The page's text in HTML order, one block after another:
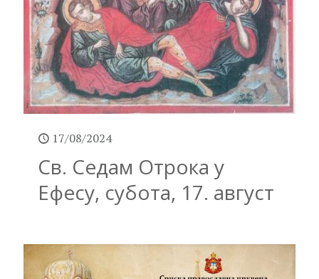
17/08/2024
Св. Седам Отрока у
Ефесу, субота, 17. август